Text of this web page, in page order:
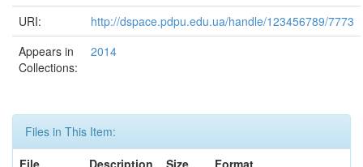
URI:
http://dspace.pdpu.edu.ua/handle/123456789/7773
Appears in
Collections:
2014
Files in This Item:
File
Description Size
Format